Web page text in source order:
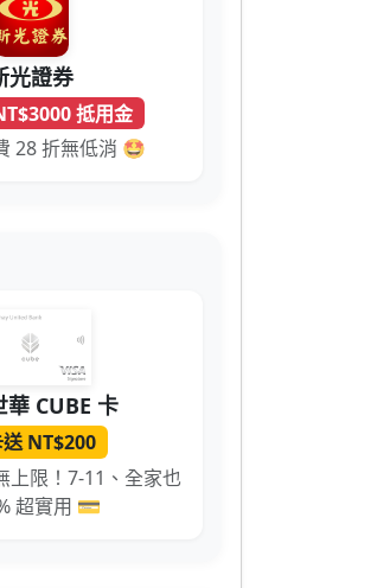
光證券
抵用金
28 折無低消 🤩
華 CUBE 卡
NT$200
上限！7-11、全家也
超實用 💳